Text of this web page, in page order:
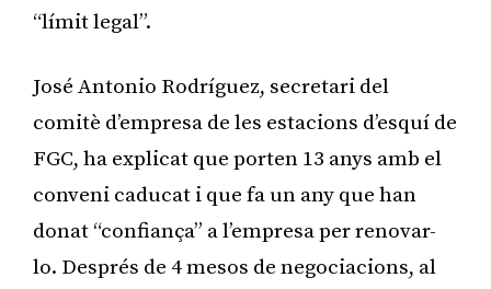
“límit legal”.
José Antonio Rodríguez, secretari del
comitè d’empresa de les estacions d’esquí de
FGC, ha explicat que porten 13 anys amb el
conveni caducat i que fa un any que han
donat “confiança” a l’empresa per renovar-
lo. Després de 4 mesos de negociacions, al